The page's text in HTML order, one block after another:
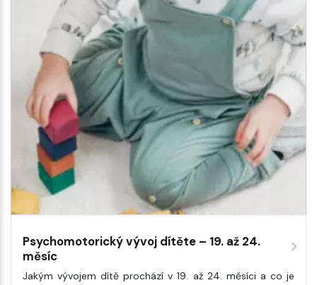
Psychomotorický vývoj dítěte – 19. až 24.
měsíc
Jakým vývojem dítě prochází v 19. až 24. měsíci a co je